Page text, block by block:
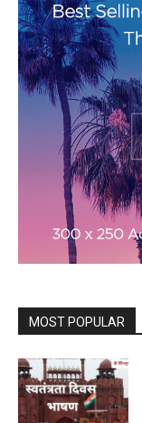
MOST POPULAR